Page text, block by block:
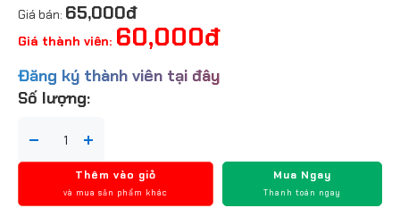
Giá bán: 65,000đ
Giá thành viên: 60,000đ
Đăng ký thành viên tại đây
Số lượng:
Thêm vào giỏ
và mua sản phẩm khác
Mua Ngay
Thanh toán ngay